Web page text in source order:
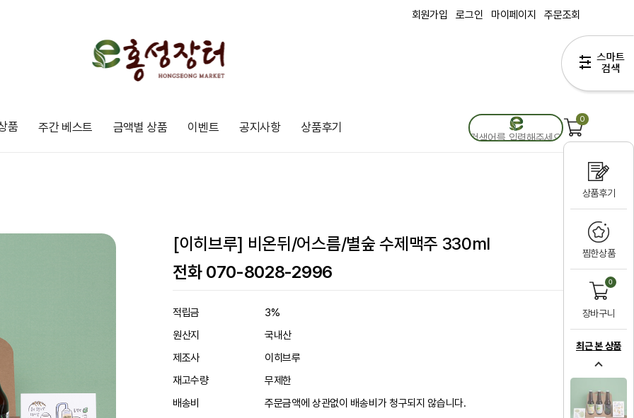
상품후기
찜한상품
0
장바구니
최근 본 상품
회원가입 로그인 마이페이지 주문조회
품 주간 베스트 금액별 상품 이벤트 공지사항 상품후기
0
[이히브루] 비온뒤/어스름/별숲 수제맥주 330ml
전화 070-8028-2996
적립금
3%
원산지
국내산
제조사
이히브루
재고수량
무제한
배송비
주문금액에 상관없이 배송비가 청구되지 않습니다.